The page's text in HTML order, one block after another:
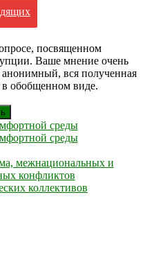
посвященном
Ваше мнение очень
вся полученная
в обобщенном виде.